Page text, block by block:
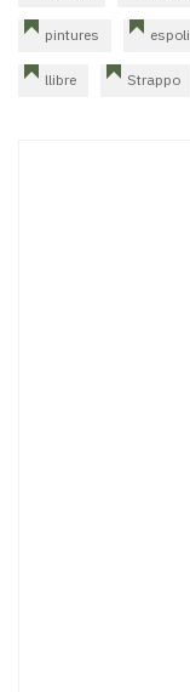
pintures espoli
llibre Strappo